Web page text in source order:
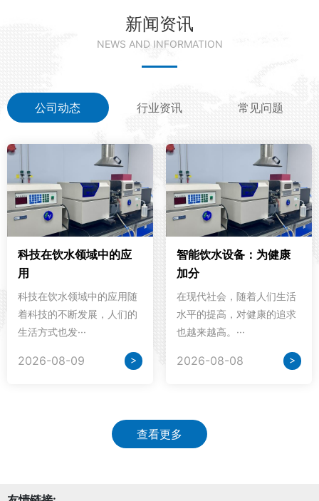
新闻资讯
NEWS AND INFORMATION
公司动态 行业资讯 常见问题
科技在饮水领域中的应
用
科技在饮水领域中的应用随
着科技的不断发展，人们的
生活方式也发···
2026-08-09 >
智能饮水设备：为健康
加分
在现代社会，随着人们生活
水平的提高，对健康的追求
也越来越高。···
2026-08-08 >
查看更多